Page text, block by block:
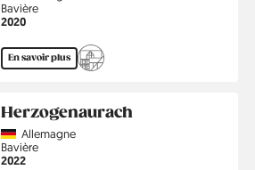
Région
Bavière
Année
2020
En savoir plus
Herzogenaurach
CountryAllemagne
Région
Bavière
Année
2022